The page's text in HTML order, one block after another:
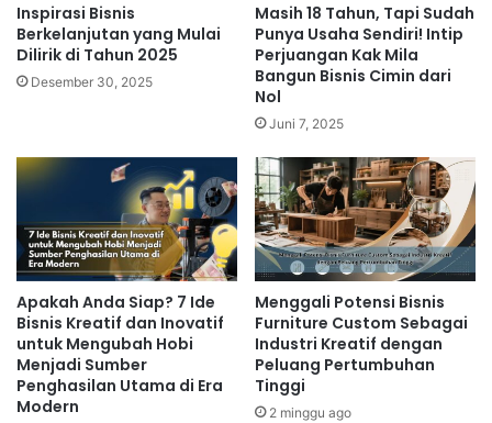
Inspirasi Bisnis
Berkelanjutan yang Mulai
Dilirik di Tahun 2025
Desember 30, 2025
Masih 18 Tahun, Tapi Sudah
Punya Usaha Sendiri! Intip
Perjuangan Kak Mila
Bangun Bisnis Cimin dari
Nol
Juni 7, 2025
Apakah Anda Siap? 7 Ide
Bisnis Kreatif dan Inovatif
untuk Mengubah Hobi
Menjadi Sumber
Penghasilan Utama di Era
Modern
Menggali Potensi Bisnis
Furniture Custom Sebagai
Industri Kreatif dengan
Peluang Pertumbuhan
Tinggi
2 minggu ago